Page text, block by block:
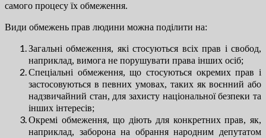
самого процесу їх обмеження.
Види обмежень прав людини можна поділити на:
Загальні обмеження, які стосуються всіх прав і свобод,
наприклад, вимога не порушувати права інших осіб;
Спеціальні обмеження, що стосуються окремих прав і
застосовуються в певних умовах, таких як воєнний або
надзвичайний стан, для захисту національної безпеки та
інших інтересів;
Окремі обмеження, що діють для конкретних прав, як,
наприклад, заборона на обрання народним депутатом